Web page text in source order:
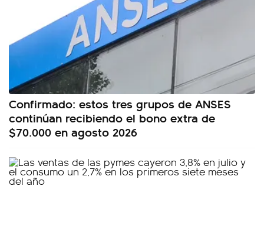
Confirmado: estos tres grupos de ANSES
continúan recibiendo el bono extra de
$70.000 en agosto 2026